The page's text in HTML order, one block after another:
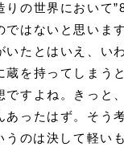
りの世界において
ではないと思いま
いたとはいえ、い
蔵を持ってしまう
ですよね。きっと
あったはず。そう
うのは決して軽い